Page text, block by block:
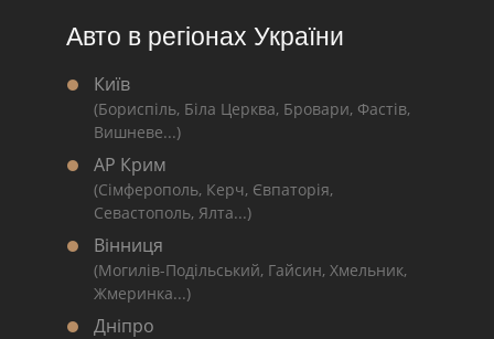
Авто в регіонах України
Київ
(Бориспіль, Біла Церква, Бровари, Фастів,
Вишневе...)
АР Крим
(Сімферополь, Керч, Євпаторія,
Севастополь, Ялта...)
Вінниця
(Могилів-Подільський, Гайсин, Хмельник,
Жмеринка...)
Дніпро